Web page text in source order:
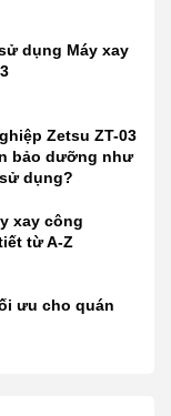
dụng Máy xay
Zetsu ZT-03
bảo dưỡng như
dụng?
xay công
từ A-Z
ưu cho quán